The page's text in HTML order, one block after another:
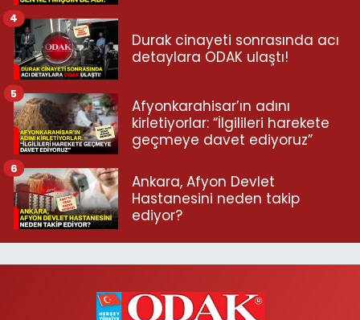
Durak cinayeti sonrasında acı
detaylara ODAK ulaştı!
4
Afyonkarahisar’ın adını
kirletiyorlar: “İlgilileri harekete
geçmeye davet ediyoruz”
5
Ankara, Afyon Devlet
Hastanesini neden takip
ediyor?
6